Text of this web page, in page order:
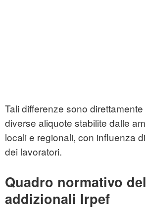
Tali differenze sono
diverse aliquote stabilite dalle
locali e regionali, con influenza
dei lavoratori.
Quadro normativo
addizionali Irpef